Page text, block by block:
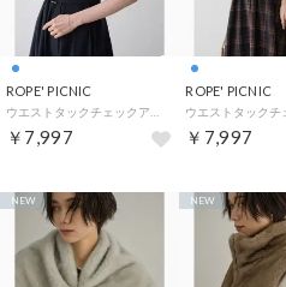
ROPE' PICNIC
￥7,997
ROPE' PICNIC
￥7,997
NEW NEW